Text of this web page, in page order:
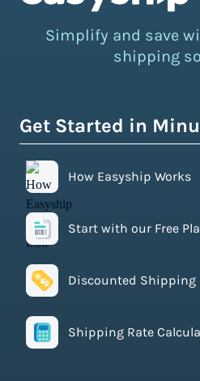
Simplify and save
shipping
Get Started in
How Easyship Works
Start with our Free
Discounted Shipping
Shipping Rate